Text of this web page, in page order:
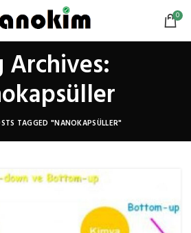
0
Archives:
TAGGED "NANOKAPSÜLLER"